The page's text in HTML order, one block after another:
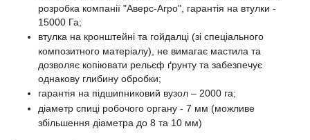
розробка компанії "Аверс-Агро", гарантія на втулки -
15000 Га;
втулка на кронштейні та гойдалці (зі спеціального
композитного матеріалу), не вимагає мастила та
дозволяє копіювати рельєф ґрунту та забезпечує
однакову глибину обробки;
гарантія на підшипниковий вузол – 2000 га;
діаметр спиці робочого органу - 7 мм (можливе
збільшення діаметра до 8 та 10 мм)